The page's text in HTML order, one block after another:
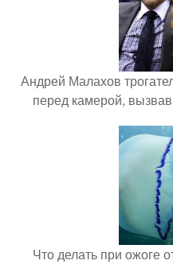
Андрей Малахов
перед камерой,
Что делать при ожоге